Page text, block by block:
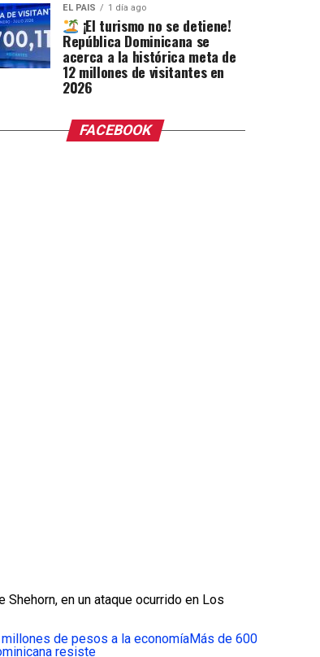
EL PAIS 1 día ago
¡El turismo no se detiene!
República Dominicana se
acerca a la histórica meta de
12 millones de visitantes en
2026
FACEBOOK
Shehorn, en un ataque ocurrido en Los
de pesos a la economíaMás de 600
resiste